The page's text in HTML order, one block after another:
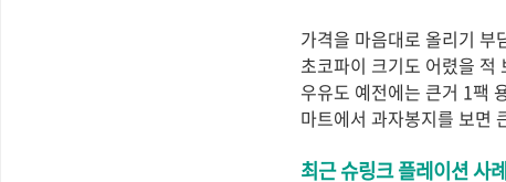
가격을 마음대로 올리기 부
초코파이 크기도 어렸을 적
우유도 예전에는 큰거 1팩
마트에서 과자봉지를 보면
최근 슈링크 플레이션 사